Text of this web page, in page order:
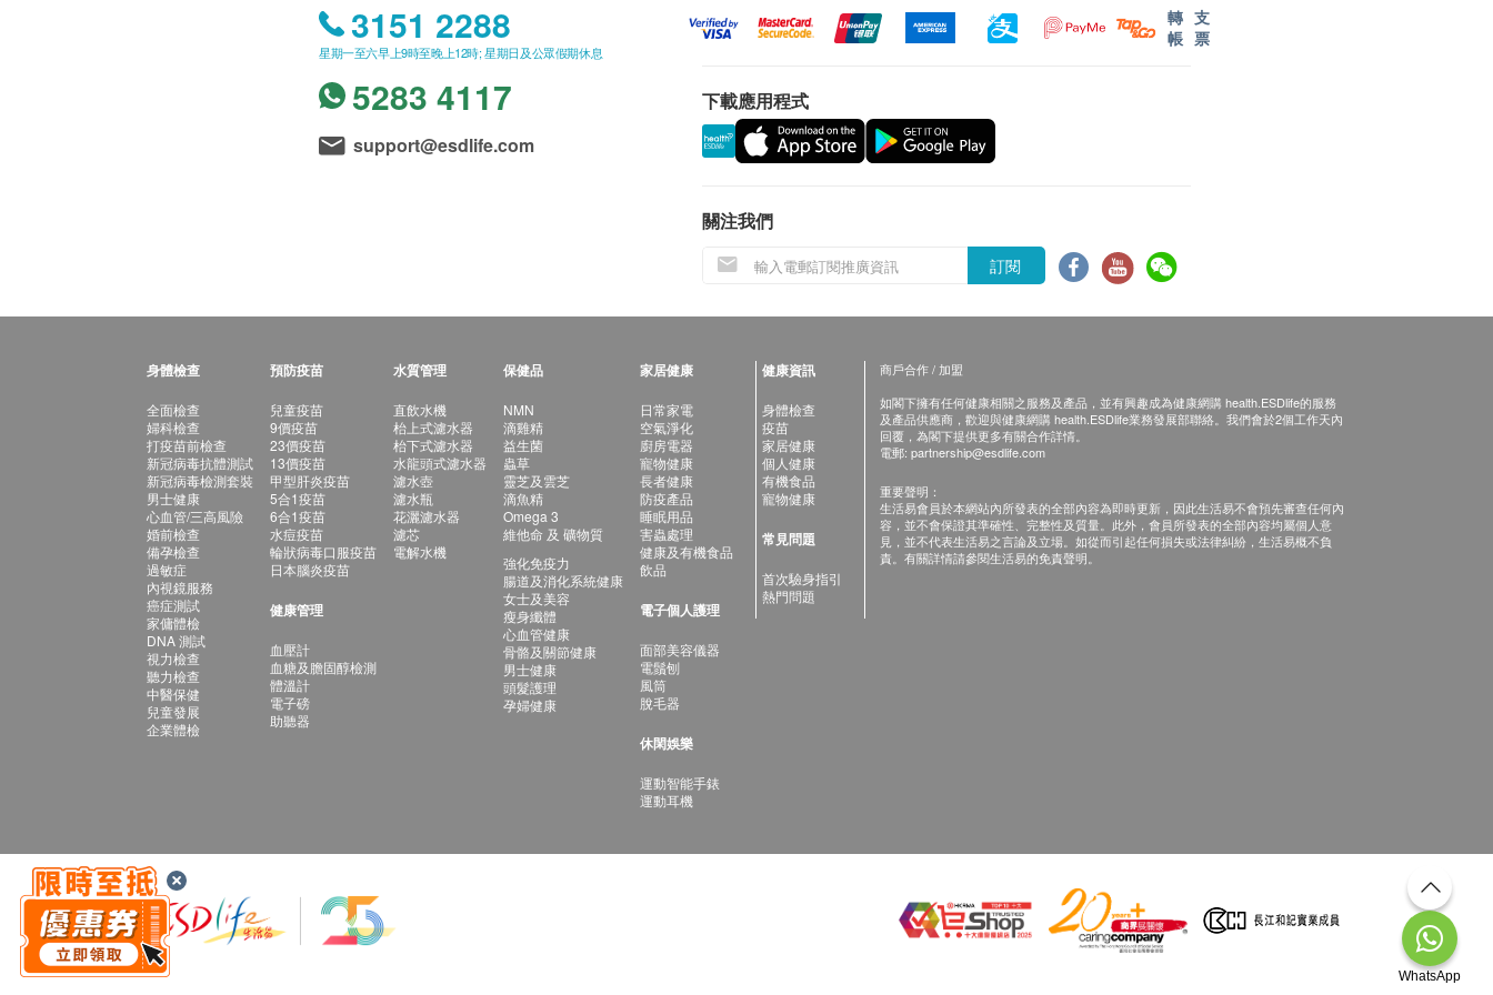
3151 2288
星期一至六早上9時至晚上12時; 星期日及公眾假期休息
5283 4117
support@esdlife.com
轉
帳
支
票
下載應用程式
關注我們
訂閱
身體檢查
全面檢查
婦科檢查
打疫苗前檢查
新冠病毒抗體測試
新冠病毒檢測套裝
男士健康
心血管/三高風險
婚前檢查
備孕檢查
過敏症
內視鏡服務
癌症測試
家傭體檢
DNA 測試
視力檢查
聽力檢查
中醫保健
兒童發展
企業體檢
預防疫苗
兒童疫苗
9價疫苗
23價疫苗
13價疫苗
甲型肝炎疫苗
5合1疫苗
6合1疫苗
水痘疫苗
輪狀病毒口服疫苗
日本腦炎疫苗
健康管理
血壓計
血糖及膽固醇檢測
體溫計
電子磅
助聽器
水質管理
直飲水機
枱上式濾水器
枱下式濾水器
水龍頭式濾水器
濾水壺
濾水瓶
花灑濾水器
濾芯
電解水機
保健品
NMN
滴雞精
益生菌
蟲草
靈芝及雲芝
滴魚精
Omega 3
維他命 及 礦物質
強化免疫力
腸道及消化系統健康
女士及美容
瘦身纖體
心血管健康
骨骼及關節健康
男士健康
頭髮護理
孕婦健康
家居健康
日常家電
空氣淨化
廚房電器
寵物健康
長者健康
防疫產品
睡眠用品
害蟲處理
健康及有機食品
飲品
電子個人護理
面部美容儀器
電鬚刨
風筒
脫毛器
休閑娛樂
運動智能手錶
運動耳機
健康資訊
身體檢查
疫苗
家居健康
個人健康
有機食品
寵物健康
常見問題
首次驗身指引
熱門問題
商戶合作 / 加盟
如閣下擁有任何健康相關之服務及產品，並有興趣成為健康網購 health.ESDlife的服務
及產品供應商，歡迎與健康網購 health.ESDlife業務發展部聯絡。我們會於2個工作天內
回覆，為閣下提供更多有關合作詳情。
電郵: partnership@esdlife.com
重要聲明：
生活易會員於本網站內所發表的全部內容為即時更新，因此生活易不會預先審查任何內
容，並不會保證其準確性、完整性及質量。此外，會員所發表的全部內容均屬個人意
見，並不代表生活易之言論及立場。如從而引起任何損失或法律糾紛，生活易概不負
責。有關詳情請參閱生活易的免責聲明。
WhatsApp